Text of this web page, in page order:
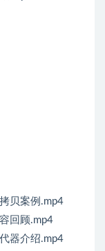
贝案例.mp4
回顾.mp4
器介绍.mp4